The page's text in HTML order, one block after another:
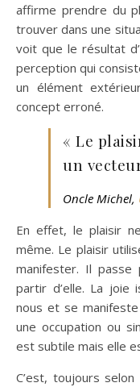
affirme prendre du
trouver dans une
voit que le résultat
perception qui
un élément
concept erroné.
« Le
un
Oncle Michel,
En effet, le plaisir
même. Le plaisir
manifester. Il passe
partir d’elle. La joie
nous et se
une occupation ou
est subtile mais elle
C’est, toujours